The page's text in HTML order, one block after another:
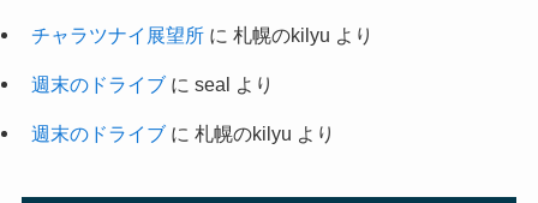
チャラツナイ展望所に 札幌のkilyu より
週末のドライブに seal より
週末のドライブに 札幌のkilyu より